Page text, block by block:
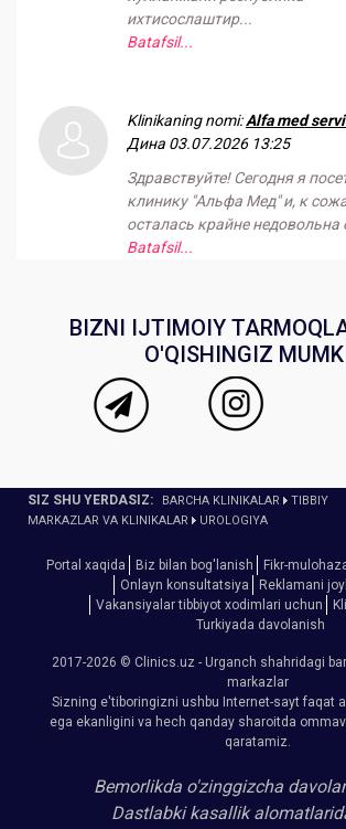
ихтисослаштир...
Batafsil...
Klinikaning nomi:Alfa med
Дина 03.07.2026 13:25
Здравствуйте! Сегодня я
клинику "Альфа Мед" и, к
осталась крайне недовольна
Batafsil...
BIZNI IJTIMOIY
O'QISHINGIZ
SIZ SHU YERDASIZ: BARCHA KLINIKALAR
TIBBIY
MARKAZLAR VA KLINIKALAR
UROLOGIYA
Portal xaqida Biz bilan bog'lanish Fikr-
Onlayn konsultatsiya
Reklamani
Vakansiyalar tibbiyot xodimlari uchun
Turkiyada davolanish
2017-2026 © Clinics.uz - Urganch shahridagi
markazlar
Sizning e'tiboringizni ushbu Internet-sayt faqat
ega ekanligini va hech qanday sharoitda
qaratamiz.
Bemorlikda o'zinggizcha
Dastlabki kasallik